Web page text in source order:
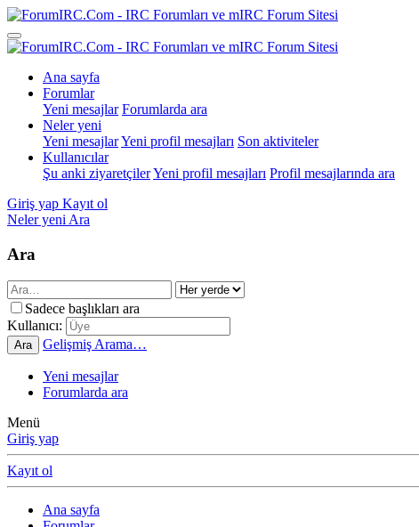
Ana sayfa
Forumlar
Yeni mesajlar Forumlarda ara
Neler yeni
Yeni mesajlarYeni profil mesajları Son aktiviteler
Kullanıcılar
Şu anki ziyaretçilerYeni profil mesajları Profil mesajlarında ara
Giriş yap Kayıt ol
Neler yeni Ara
Ara
Sadece başlıkları ara
Kullanıcı:
Ara Gelişmiş Arama…
Yeni mesajlar
Forumlarda ara
Menü
Giriş yap
Kayıt ol
Ana sayfa